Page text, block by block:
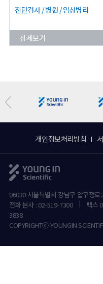
진단검사 / 병원 / 임상병리
상세보기
개인정보처리방침
06030 서울특별시 강남구 압구정
전화 본사 : 02-519-7300
팩스
3838
COPYRIGHTⓒ YOUNGIN